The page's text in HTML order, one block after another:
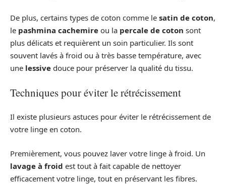
De plus, certains types de coton comme le satin de coton,
le pashmina cachemire ou la percale de coton sont
plus délicats et requièrent un soin particulier. Ils sont
souvent lavés à froid ou à très basse température, avec
une lessive douce pour préserver la qualité du tissu.
Techniques pour éviter le rétrécissement
Il existe plusieurs astuces pour éviter le rétrécissement de
votre linge en coton.
Premièrement, vous pouvez laver votre linge à froid. Un
lavage à froid est tout à fait capable de nettoyer
efficacement votre linge, tout en préservant les fibres.